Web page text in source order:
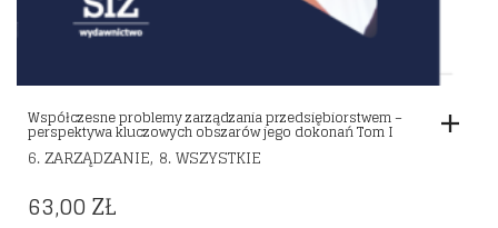
Współczesne problemy zarządzania przedsiębiorstwem –
perspektywa kluczowych obszarów jego dokonań Tom I
6. ZARZĄDZANIE, 8. WSZYSTKIE
63,00ZŁ